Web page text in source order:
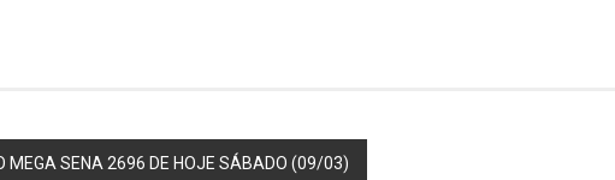
MEGA SENA 2696 DE HOJE SÁBADO (09/03)